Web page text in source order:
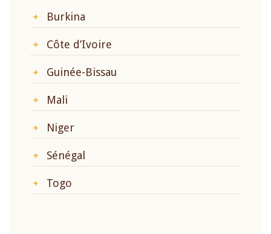
Burkina
Côte d’Ivoire
Guinée-Bissau
Mali
Niger
Sénégal
Togo